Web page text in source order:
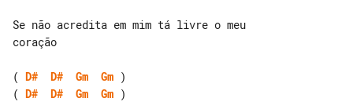
Se não acredita em mim tá livre o meu
coração
( D# D# Gm Gm
( D# D# Gm Gm )